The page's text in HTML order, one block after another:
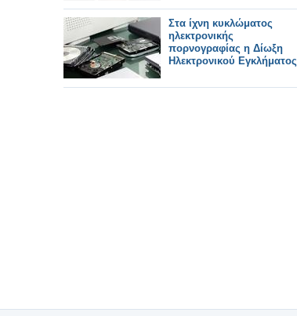
Στα ίχνη κυκλώματος
ηλεκτρονικής
πορνογραφίας η Δίωξη
Ηλεκτρονικού Εγκλήματος